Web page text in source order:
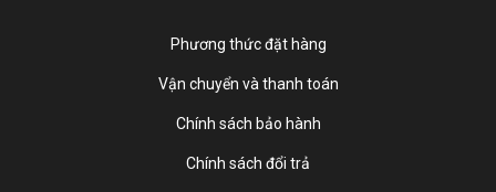
Phương thức đặt hàng
Vận chuyển và thanh toán
Chính sách bảo hành
Chính sách đổi trả